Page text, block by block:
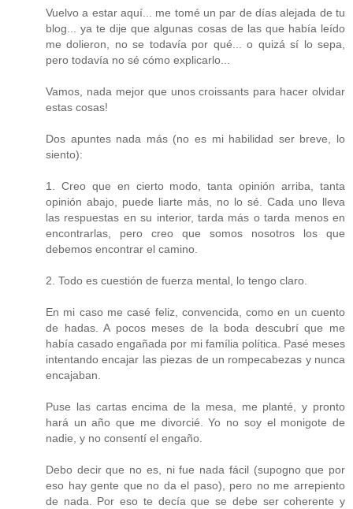
Vuelvo a estar aquí... me tomé un par de días alejada de tu
blog... ya te dije que algunas cosas de las que había leído
me dolieron, no se todavía por qué... o quizá sí lo sepa,
pero todavía no sé cómo explicarlo...
Vamos, nada mejor que unos croissants para hacer olvidar
estas cosas!
Dos apuntes nada más (no es mi habilidad ser breve, lo
siento):
1. Creo que en cierto modo, tanta opinión arriba, tanta
opinión abajo, puede liarte más, no lo sé. Cada uno lleva
las respuestas en su interior, tarda más o tarda menos en
encontrarlas, pero creo que somos nosotros los que
debemos encontrar el camino.
2. Todo es cuestión de fuerza mental, lo tengo claro.
En mi caso me casé feliz, convencida, como en un cuento
de hadas. A pocos meses de la boda descubrí que me
había casado engañada por mi família política. Pasé meses
intentando encajar las piezas de un rompecabezas y nunca
encajaban.
Puse las cartas encima de la mesa, me planté, y pronto
hará un año que me divorcié. Yo no soy el monigote de
nadie, y no consentí el engaño.
Debo decir que no es, ni fue nada fácil (supogno que por
eso hay gente que no da el paso), pero no me arrepiento
de nada. Por eso te decía que se debe ser coherente y